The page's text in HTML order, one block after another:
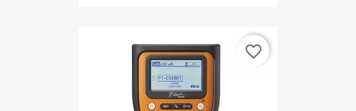
favorite_border